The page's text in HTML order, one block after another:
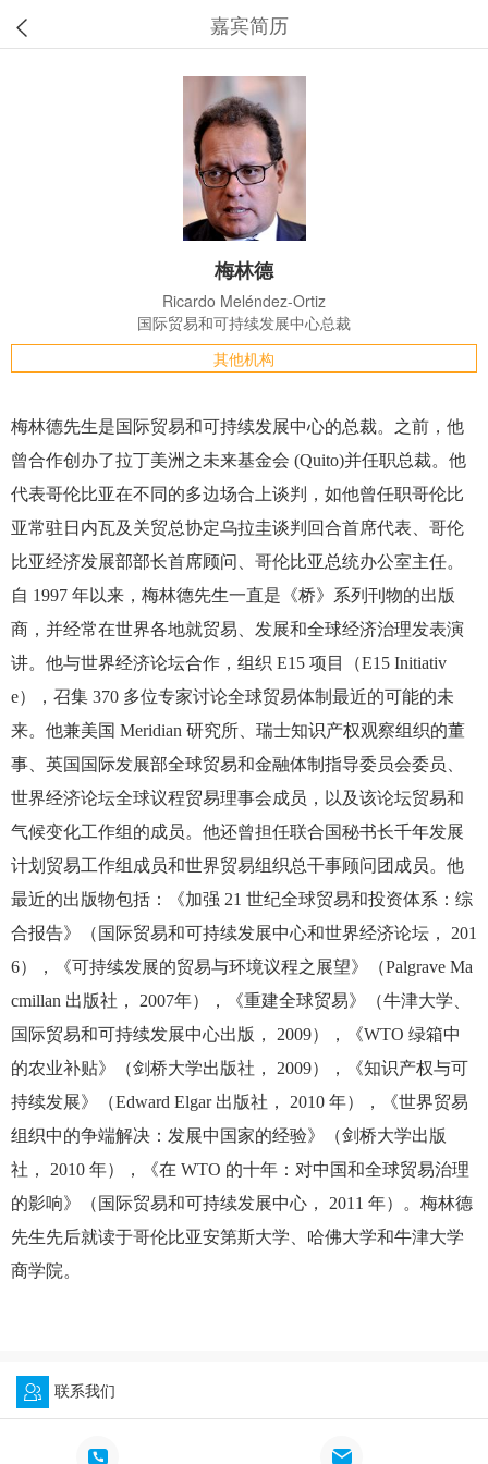
嘉宾简历
梅林德
Ricardo Meléndez-Ortiz
国际贸易和可持续发展中心总裁
其他机构
梅林德先生是国际贸易和可持续发展中心的总裁。之前，他
曾合作创办了拉丁美洲之未来基金会 (Quito)并任职总裁。他
代表哥伦比亚在不同的多边场合上谈判，如他曾任职哥伦比
亚常驻日内瓦及关贸总协定乌拉圭谈判回合首席代表、哥伦
比亚经济发展部部长首席顾问、哥伦比亚总统办公室主任。
自 1997 年以来，梅林德先生一直是《桥》系列刊物的出版
商，并经常在世界各地就贸易、发展和全球经济治理发表演
讲。他与世界经济论坛合作，组织 E15 项目（E15 Initiativ
e），召集 370 多位专家讨论全球贸易体制最近的可能的未
来。他兼美国 Meridian 研究所、瑞士知识产权观察组织的董
事、英国国际发展部全球贸易和金融体制指导委员会委员、
世界经济论坛全球议程贸易理事会成员，以及该论坛贸易和
气候变化工作组的成员。他还曾担任联合国秘书长千年发展
计划贸易工作组成员和世界贸易组织总干事顾问团成员。他
最近的出版物包括：《加强 21 世纪全球贸易和投资体系：综
合报告》（国际贸易和可持续发展中心和世界经济论坛， 201
6），《可持续发展的贸易与环境议程之展望》（Palgrave Ma
cmillan 出版社， 2007年），《重建全球贸易》（牛津大学、
国际贸易和可持续发展中心出版， 2009），《WTO 绿箱中
的农业补贴》（剑桥大学出版社， 2009），《知识产权与可
持续发展》（Edward Elgar 出版社， 2010 年），《世界贸易
组织中的争端解决：发展中国家的经验》（剑桥大学出版
社， 2010 年），《在 WTO 的十年：对中国和全球贸易治理
的影响》（国际贸易和可持续发展中心， 2011 年）。梅林德
先生先后就读于哥伦比亚安第斯大学、哈佛大学和牛津大学
商学院。
联系我们